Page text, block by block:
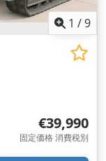
1 /9
€39,990
固定価格 消費税別